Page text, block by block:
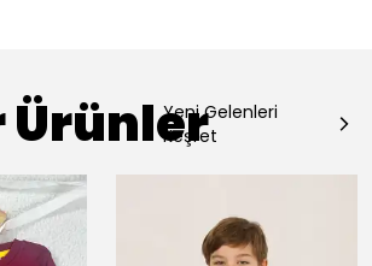
ÜrünlerYeni Gelenleri
Keşfet